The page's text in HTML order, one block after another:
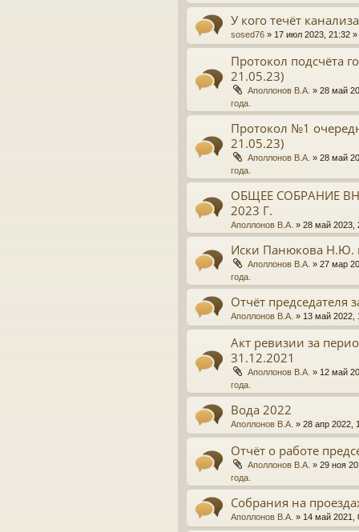
У кого течёт
sosed76 » 17 июл 2023, 21:32
Протокол подсчёта
21.05.23)
Аполлонов В.А. » 28 май
года.
Протокол №1
21.05.23)
Аполлонов В.А. » 28 май
года.
ОБЩЕЕ СОБРАНИЕ
2023 Г.
Аполлонов В.А. » 28 май 2023,
Иски Панюкова Н.Ю.
Аполлонов В.А. » 27 мар
года.
Отчёт председателя
Аполлонов В.А. » 13 май 2022,
Акт ревизии за
31.12.2021
Аполлонов В.А. » 12 май
года.
Вода 2022
Аполлонов В.А. » 28 апр 2022,
Отчёт о работе
Аполлонов В.А. » 29 ноя
года.
Собрания на
Аполлонов В.А. » 14 май 2021,